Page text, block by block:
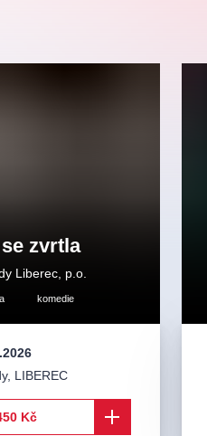
zvrtla
Liberec, p.o.
komedie
, LIBEREC
Kč